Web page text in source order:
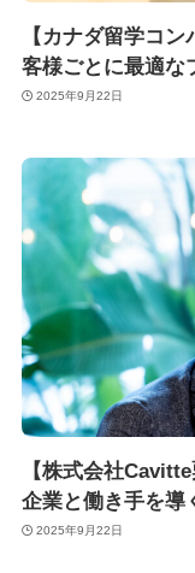
【カナダ留学コ
客様ごとに最適な
2025年9月22日
【株式会社
企業と働き手を導
2025年9月22日